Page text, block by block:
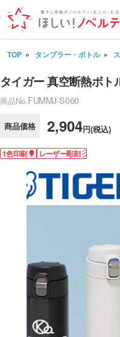
TOP タンブラー・ボトル
タイガー 真空断熱ボト
商品No.FUMMJ-S060
商品価格 2,904円(税込)
1色印刷 レーザー彫刻